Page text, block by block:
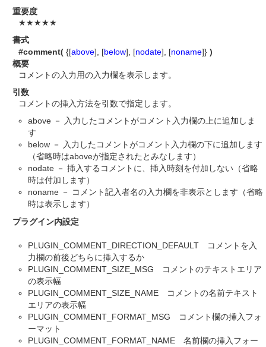
重要度
★★★★★
書式
#comment( {[above], [below], [nodate], [noname]} )
概要
コメントの入力用の入力欄を表示します。
引数
コメントの挿入方法を引数で指定します。
above － 入力したコメントがコメント入力欄の上に追加しま
す
below － 入力したコメントがコメント入力欄の下に追加します
（省略時はaboveが指定されたとみなします）
nodate － 挿入するコメントに、挿入時刻を付加しない（省略
時は付加します）
noname － コメント記入者名の入力欄を非表示とします（省略
時は表示します）
プラグイン内設定
PLUGIN_COMMENT_DIRECTION_DEFAULT コメントを入
力欄の前後どちらに挿入するか
PLUGIN_COMMENT_SIZE_MSG コメントのテキストエリア
の表示幅
PLUGIN_COMMENT_SIZE_NAME コメントの名前テキスト
エリアの表示幅
PLUGIN_COMMENT_FORMAT_MSG コメント欄の挿入フォ
ーマット
PLUGIN_COMMENT_FORMAT_NAME 名前欄の挿入フォー